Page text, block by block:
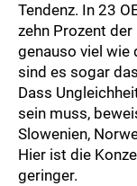
Tendenz. In 23
zehn Prozent
genauso viel wie
sind es sogar
Dass
sein muss,
Slowenien,
Hier ist die
geringer.